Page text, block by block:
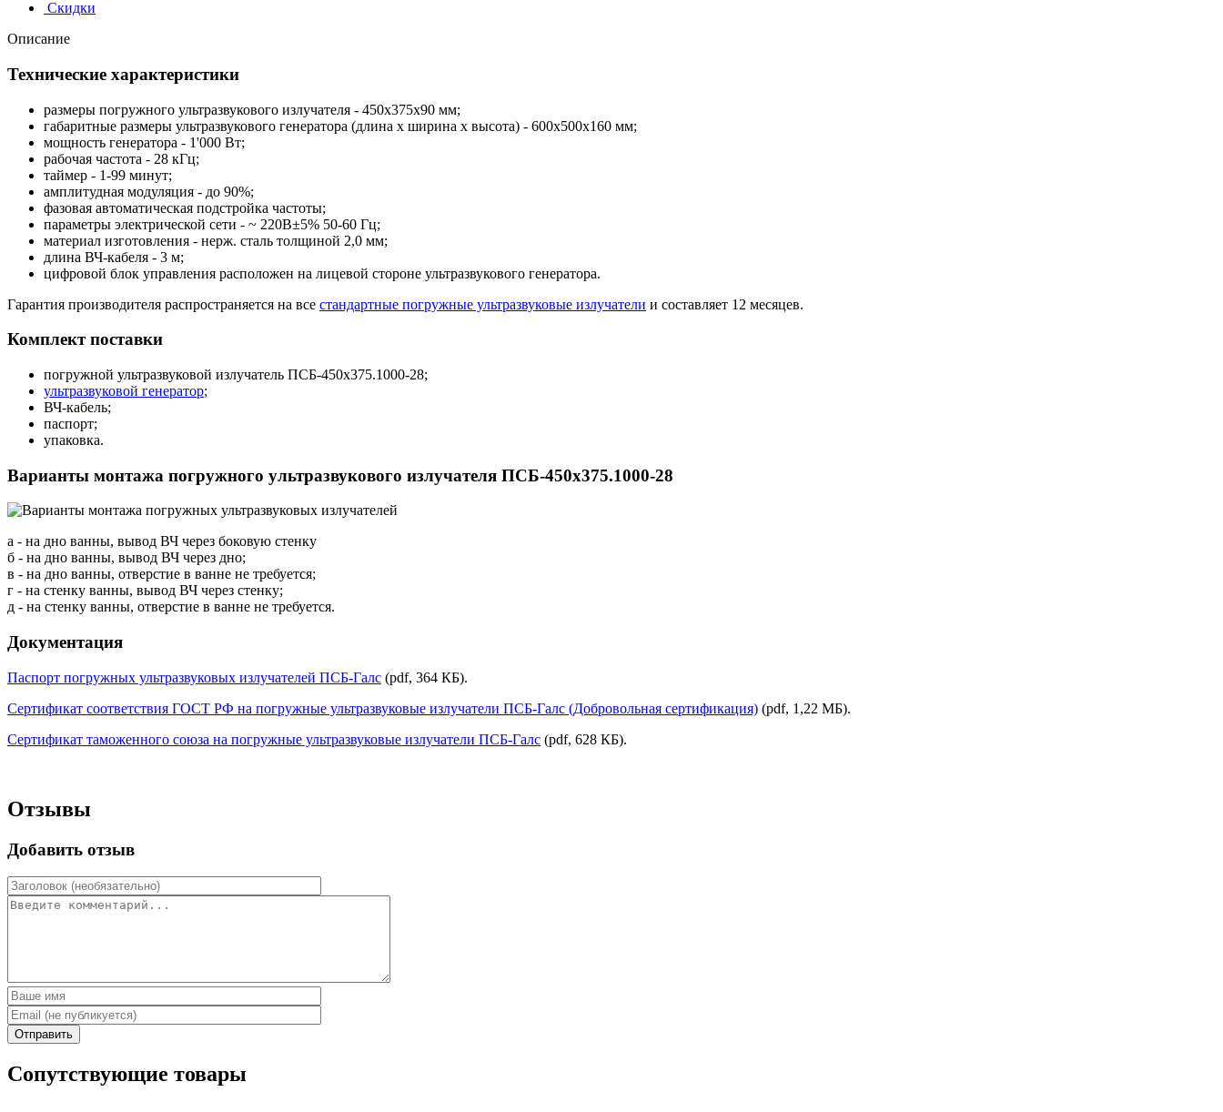
Скидки
Описание
Технические характеристики
размеры погружного ультразвукового излучателя - 450х375х90 мм;
габаритные размеры ультразвукового генератора (длина x ширина x высота) - 600x500x160 мм;
мощность генератора - 1'000 Вт;
рабочая частота - 28 кГц;
таймер - 1-99 минут;
амплитудная модуляция - до 90%;
фазовая автоматическая подстройка частоты;
параметры электрической сети - ~ 220В±5% 50-60 Гц;
материал изготовления - нерж. сталь толщиной 2,0 мм;
длина ВЧ-кабеля - 3 м;
цифровой блок управления расположен на лицевой стороне ультразвукового генератора.
Гарантия производителя распространяется на все стандартные погружные ультразвуковые излучатели и составляет 12 месяцев.
Комплект поставки
погружной ультразвуковой излучатель ПСБ-450х375.1000-28;
ультразвуковой генератор;
ВЧ-кабель;
паспорт;
упаковка.
Варианты монтажа погружного ультразвукового излучателя ПСБ-450х375.1000-28
а - на дно ванны, вывод ВЧ через боковую стенку
б - на дно ванны, вывод ВЧ через дно;
в - на дно ванны, отверстие в ванне не требуется;
г - на стенку ванны, вывод ВЧ через стенку;
д - на стенку ванны, отверстие в ванне не требуется.
Документация
Паспорт погружных ультразвуковых излучателей ПСБ-Галс (pdf, 364 КБ).
Сертификат соответствия ГОСТ РФ на погружные ультразвуковые излучатели ПСБ-Галс (Добровольная сертификация) (pdf, 1,22 МБ).
Сертификат таможенного союза на погружные ультразвуковые излучатели ПСБ-Галс (pdf, 628 КБ).
Отзывы
Добавить отзыв
Отправить
Сопутствующие товары